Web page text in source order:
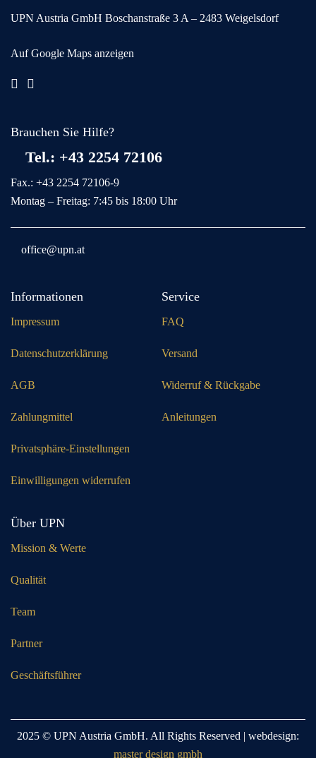
UPN Austria GmbH Boschanstraße 3 A – 2483 Weigelsdorf
Auf Google Maps anzeigen
Brauchen Sie Hilfe?
Tel.: +43 2254 72106
Fax.: +43 2254 72106-9
Montag – Freitag: 7:45 bis 18:00 Uhr
office@upn.at
Informationen
Impressum
Datenschutzerklärung
AGB
Zahlungmittel
Privatsphäre-Einstellungen
Einwilligungen widerrufen
Service
FAQ
Versand
Widerruf & Rückgabe
Anleitungen
Über UPN
Mission & Werte
Qualität
Team
Partner
Geschäftsführer
2025 © UPN Austria GmbH. All Rights Reserved | webdesign:
master design gmbh